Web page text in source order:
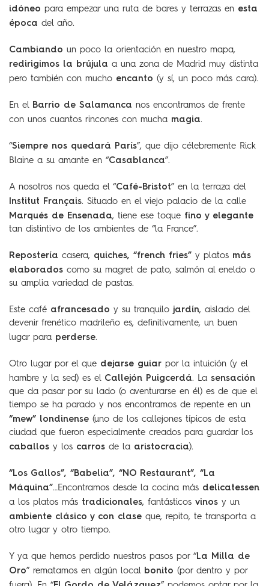
idóneo para empezar una ruta de bares y terrazas en esta
época del año.
Cambiando un poco la orientación en nuestro mapa,
redirigimos la brújula a una zona de Madrid muy distinta
pero también con mucho encanto (y sí, un poco más cara).
En el Barrio de Salamanca nos encontramos de frente
con unos cuantos rincones con mucha magia.
“Siempre nos quedará París”, que dijo célebremente Rick
Blaine a su amante en “Casablanca”.
A nosotros nos queda el “Café-Bristot” en la terraza del
Institut Français. Situado en el viejo palacio de la calle
Marqués de Ensenada, tiene ese toque fino y elegante
tan distintivo de los ambientes de “la France”.
Repostería casera, quiches, “french fries” y platos más
elaborados como su magret de pato, salmón al eneldo o
su amplia variedad de pastas.
Este café afrancesado y su tranquilo jardín, aislado del
devenir frenético madrileño es, definitivamente, un buen
lugar para perderse.
Otro lugar por el que dejarse guiar por la intuición (y el
hambre y la sed) es el Callejón Puigcerdá. La sensación
que da pasar por su lado (o aventurarse en él) es de que el
tiempo se ha parado y nos encontramos de repente en un
“mew” londinense (uno de los callejones típicos de esta
ciudad que fueron especialmente creados para guardar los
caballos y los carros de la aristocracia).
“Los Gallos”, “Babelia”, “NO Restaurant”, “La
Máquina”…Encontramos desde la cocina más delicatessen
a los platos más tradicionales, fantásticos vinos y un
ambiente clásico y con clase que, repito, te transporta a
otro lugar y otro tiempo.
Y ya que hemos perdido nuestros pasos por “La Milla de
Oro” rematamos en algún local bonito (por dentro y por